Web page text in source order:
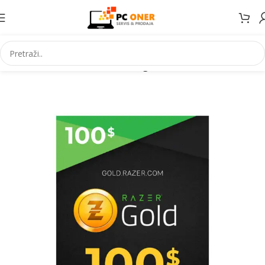
Početna Informatika Racunari Digitalni kodovi